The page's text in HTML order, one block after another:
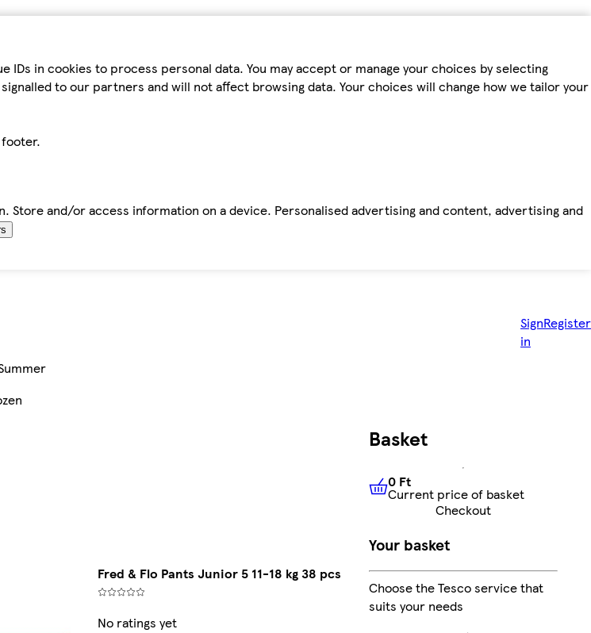
in cookies to process personal data. You may accept or manage your choices by selecting
to our partners and will not affect browsing data. Your choices will change how we tailor your
and/or access information on a device. Personalised advertising and content, advertising and
Sign
in
Register
Fred & Flo Pants Junior 5 11-18 kg 38 pcs
No ratings yet
Basket
0 FtCurrent price of basket
0 Ft
Current price of basket
Checkout
Your basket
Choose the Tesco service that
suits your needs